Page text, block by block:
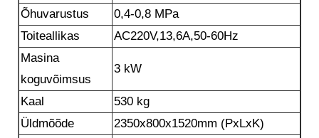
Õhuvarustus
0,4-0,8 MPa
Toiteallikas
AC220V,13,6A,50-60Hz
Masina
koguvõimsus
3 kW
Kaal
530 kg
Üldmõõde
2350x800x1520mm (PxLxK)